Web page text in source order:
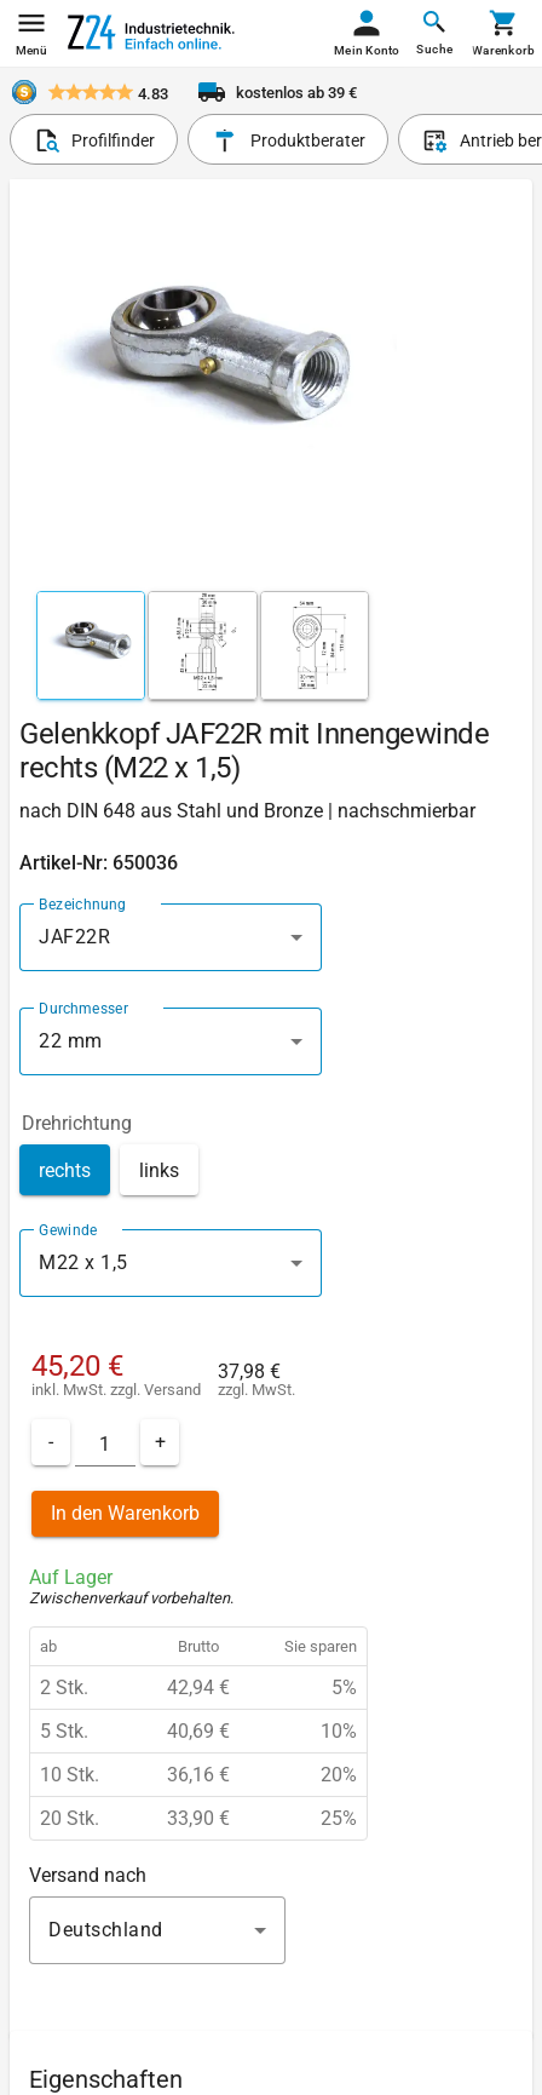
Menü Suche
Mein Konto Warenkorb
4.83 kostenlos ab 39 €
Profilfinder Produktberater Antrieb
Gelenkkopf JAF22R mit Innengewinde
rechts (M22 x 1,5)
nach DIN 648 aus Stahl und Bronze | nachschmierbar
Artikel-Nr: 650036
Bezeichnung
JAF22R
Durchmesser
22 mm
Drehrichtung
rechts links
Gewinde
M22 x 1,5
45,20 €
inkl. MwSt. zzgl. Versand
37,98 €
zzgl. MwSt.
- +
In den Warenkorb
Auf Lager
Zwischenverkauf vorbehalten.
ab Brutto Sie sparen
2 Stk. 42,94 €
5%
5 Stk.
40,69 €
10%
10 Stk.
36,16 €
20%
20 Stk.
33,90 € 25%
Versand nach
Deutschland
Eigenschaften